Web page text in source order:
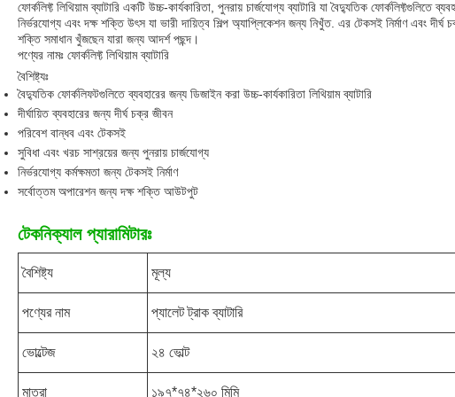
ফোর্কলিফ্ট লিথিয়াম ব্যাটারি একটি উচ্চ-কার্যকারিতা, পুনরায় চার্জযোগ্য ব্যাটারি যা বৈদ্যুতিক ফোর্কলিফ্টগুলিতে
নির্ভরযোগ্য এবং দক্ষ শক্তি উৎস যা ভারী দায়িত্ব শিল্প অ্যাপ্লিকেশন জন্য নিখুঁত. এর টেকসই নির্মাণ এবং দীর্ঘ
শক্তি সমাধান খুঁজছেন যারা জন্য আদর্শ পছন্দ।
পণ্যের নামঃ ফোর্কলিফ্ট লিথিয়াম ব্যাটারি
বৈশিষ্ট্যঃ
বৈদ্যুতিক ফোর্কলিফটগুলিতে ব্যবহারের জন্য ডিজাইন করা উচ্চ-কার্যকারিতা লিথিয়াম ব্যাটারি
দীর্ঘায়িত ব্যবহারের জন্য দীর্ঘ চক্র জীবন
পরিবেশ বান্ধব এবং টেকসই
সুবিধা এবং খরচ সাশ্রয়ের জন্য পুনরায় চার্জযোগ্য
নির্ভরযোগ্য কর্মক্ষমতা জন্য টেকসই নির্মাণ
সর্বোত্তম অপারেশন জন্য দক্ষ শক্তি আউটপুট
টেকনিক্যাল প্যারামিটারঃ
বৈশিষ্ট্য মূল্য
পণ্যের নাম প্যালেট ট্রাক ব্যাটারি
ভোল্টেজ ২৪ ভোল্ট
মাত্রা ১৯৭*৭৪*২৬০ মিমি